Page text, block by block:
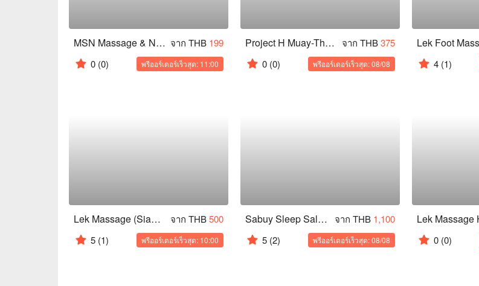
MSN Massage & Nail (Chula) จาก THB 199
0 (0) พรีออร์เดอร์เร็วสุด: 11:00
Project H Muay-Thai Gym (Samyan Mitrtown) จาก THB375
0 (0) พรีออร์เดอร์เร็วสุด: 08/08
4 (1)
Lek Massage (Siam Square Soi 6) จาก THB500
5 (1) พรีออร์เดอร์เร็วสุด: 10:00
Sabuy Sleep Salon (Siam Square 3) จาก THB 1,100
5 (2) พรีออร์เดอร์เร็วสุด: 08/08
0 (0)